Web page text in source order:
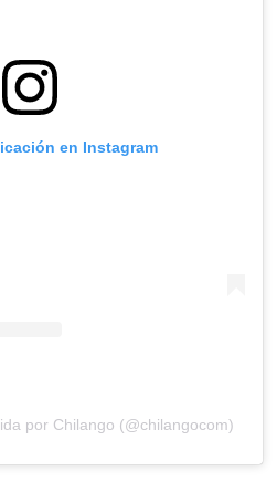
en Instagram
por Chilango (@chilangocom)